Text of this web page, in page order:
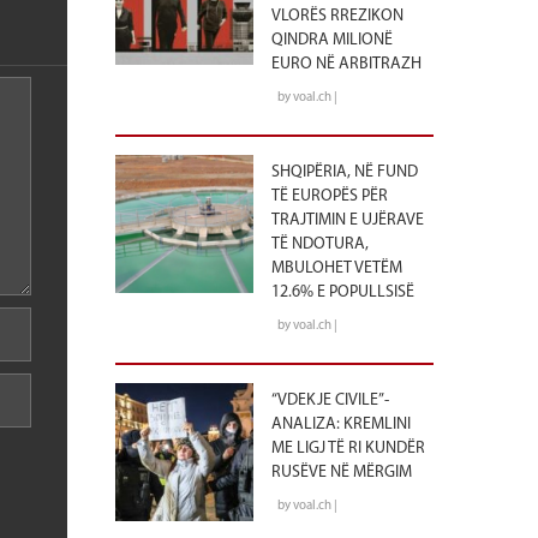
VLORËS RREZIKON
QINDRA MILIONË
EURO NË ARBITRAZH
by voal.ch |
SHQIPËRIA, NË FUND
TË EUROPËS PËR
TRAJTIMIN E UJËRAVE
TË NDOTURA,
MBULOHET VETËM
12.6% E POPULLSISË
by voal.ch |
“VDEKJE CIVILE”-
ANALIZA: KREMLINI
ME LIGJ TË RI KUNDËR
RUSËVE NË MËRGIM
by voal.ch |